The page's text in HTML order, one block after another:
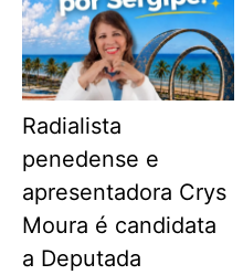
Radialista
penedense e
apresentadora Crys
Moura é candidata
a Deputada